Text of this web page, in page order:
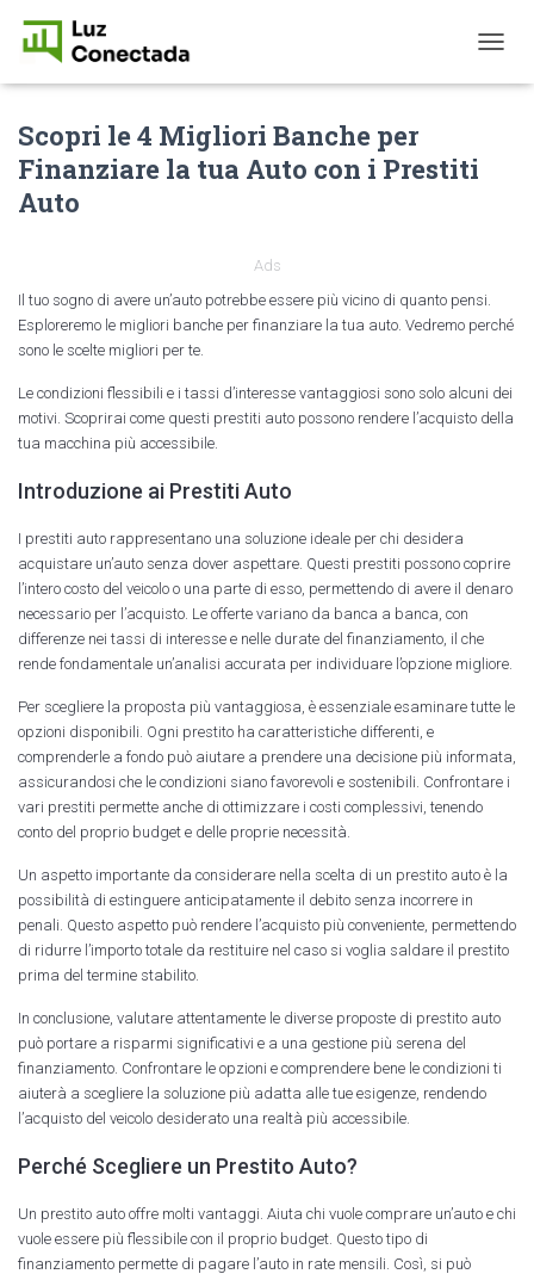
O
T
N
Scopri le 4 Migliori Banche per
Finanziare la tua Auto con i Prestiti
Auto
Ads
Il tuo sogno di avere un’auto potrebbe essere più vicino di quanto pensi.
Esploreremo le migliori banche per finanziare la tua auto. Vedremo perché
sono le scelte migliori per te.
Le condizioni flessibili e i tassi d’interesse vantaggiosi sono solo alcuni dei
motivi. Scoprirai come questi prestiti auto possono rendere l’acquisto della
tua macchina più accessibile.
Introduzione ai Prestiti Auto
I prestiti auto rappresentano una soluzione ideale per chi desidera
acquistare un’auto senza dover aspettare. Questi prestiti possono coprire
l’intero costo del veicolo o una parte di esso, permettendo di avere il denaro
necessario per l’acquisto. Le offerte variano da banca a banca, con
differenze nei tassi di interesse e nelle durate del finanziamento, il che
rende fondamentale un’analisi accurata per individuare l’opzione migliore.
Per scegliere la proposta più vantaggiosa, è essenziale esaminare tutte le
opzioni disponibili. Ogni prestito ha caratteristiche differenti, e
comprenderle a fondo può aiutare a prendere una decisione più informata,
assicurandosi che le condizioni siano favorevoli e sostenibili. Confrontare i
vari prestiti permette anche di ottimizzare i costi complessivi, tenendo
conto del proprio budget e delle proprie necessità.
Un aspetto importante da considerare nella scelta di un prestito auto è la
possibilità di estinguere anticipatamente il debito senza incorrere in
penali. Questo aspetto può rendere l’acquisto più conveniente, permettendo
di ridurre l’importo totale da restituire nel caso si voglia saldare il prestito
prima del termine stabilito.
In conclusione, valutare attentamente le diverse proposte di prestito auto
può portare a risparmi significativi e a una gestione più serena del
finanziamento. Confrontare le opzioni e comprendere bene le condizioni ti
aiuterà a scegliere la soluzione più adatta alle tue esigenze, rendendo
l’acquisto del veicolo desiderato una realtà più accessibile.
Perché Scegliere un Prestito Auto?
Un prestito auto offre molti vantaggi. Aiuta chi vuole comprare un’auto e chi
vuole essere più flessibile con il proprio budget. Questo tipo di
finanziamento permette di pagare l’auto in rate mensili. Così, si può